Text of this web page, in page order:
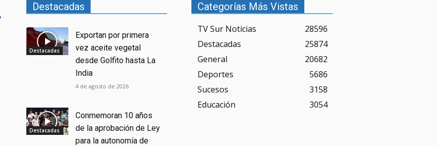
Destacadas
Destacadas
Exportan por primera
vez aceite vegetal
desde Golfito hasta La
India
4 de agosto de 2026
Destacadas
Conmemoran 10 años
de la aprobación de Ley
para la autonomía de
Categorías Más Vistas
TV Sur Noticias
28596
Destacadas
25874
General
20682
Deportes
5686
Sucesos
3158
Educación
3054